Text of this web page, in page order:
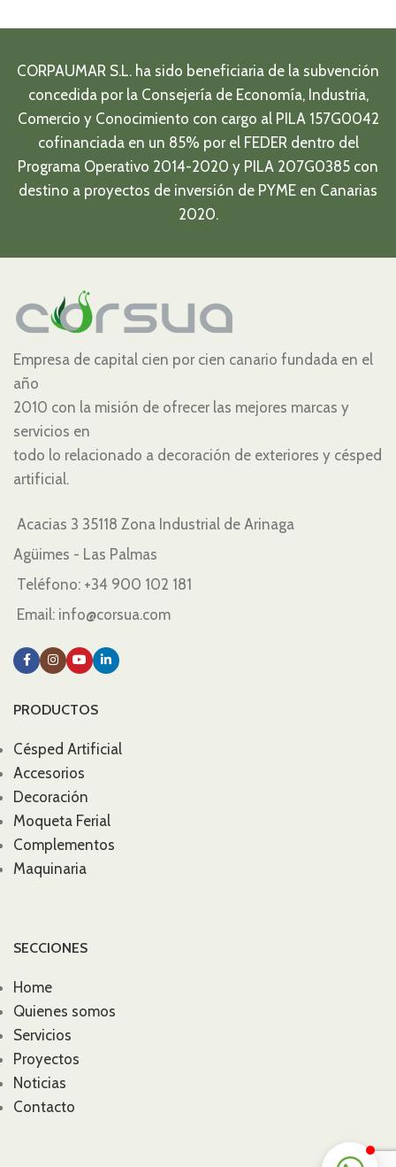
CORPAUMAR S.L. ha sido beneficiaria de la subvención
concedida por la Consejería de Economía, Industria,
Comercio y Conocimiento con cargo al PILA 157G0042
cofinanciada en un 85% por el FEDER dentro del
Programa Operativo 2014-2020 y PILA 207G0385 con
destino a proyectos de inversión de PYME en Canarias
2020.
Empresa de capital cien por cien canario fundada en el
año
2010 con la misión de ofrecer las mejores marcas y
servicios en
todo lo relacionado a decoración de exteriores y césped
artificial.
Acacias 3 35118 Zona Industrial de Arinaga
Agüimes - Las Palmas
Teléfono: +34 900 102 181
Email: info@corsua.com
PRODUCTOS
Césped Artificial
Accesorios
Decoración
Moqueta Ferial
Complementos
Maquinaria
SECCIONES
Home
Quienes somos
Servicios
Proyectos
Noticias
Contacto